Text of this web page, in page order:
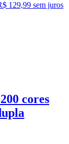
129,99 sem juros
cores